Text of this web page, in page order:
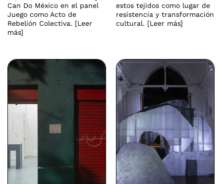
Can Do México en el panel
Juego como Acto de
Rebelión Colectiva. [Leer
más]
estos tejidos como lugar de
resistencia y transformación
cultural. [Leer más]